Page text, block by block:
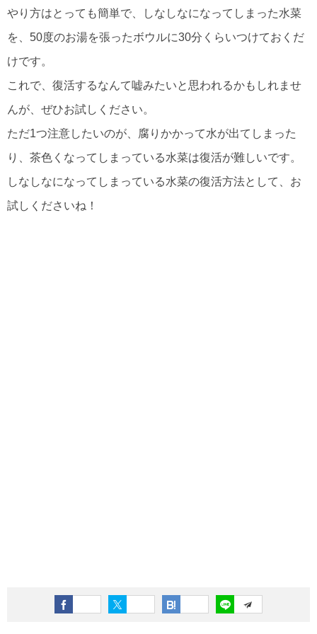
やり方はとっても簡単で、しなしなになってしまった水菜
を、50度のお湯を張ったボウルに30分くらいつけておくだ
けです。
これで、復活するなんて嘘みたいと思われるかもしれませ
んが、ぜひお試しください。
ただ1つ注意したいのが、腐りかかって水が出てしまった
り、茶色くなってしまっている水菜は復活が難しいです。
しなしなになってしまっている水菜の復活方法として、お
試しくださいね！